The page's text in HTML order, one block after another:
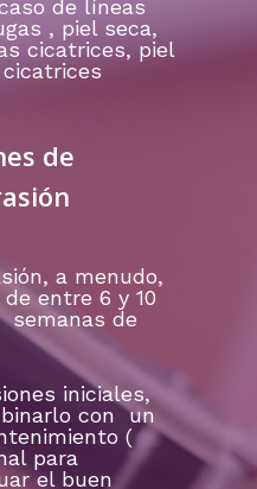
de líneas
, piel seca,
cicatrices, piel
de
a menudo,
entre 6 y 10
semanas de
iniciales,
con un
(
para
el buen